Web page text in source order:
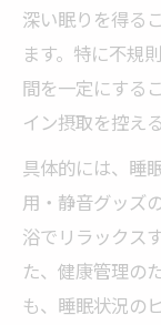
深い眠りを得る
ます。特に不規
間を一定にする
イン摂取を控え
具体的には、睡
用・静音グッズ
浴でリラックス
た、健康管理の
も、睡眠状況の